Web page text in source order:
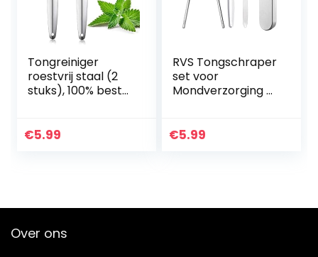
Tongreiniger
roestvrij staal (2
stuks), 100% beste
stabiele
€5.99
RVS Tongschraper
set voor
Mondverzorging –
€5.99
Over ons